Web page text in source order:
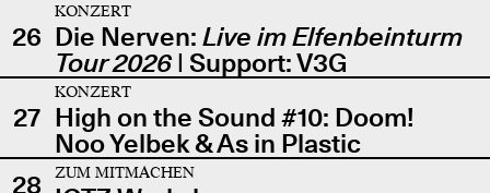
26
KONZERT
Die Nerven: Live im Elfenbeinturm
Tour 2026| Support: V3G
27
KONZERT
High on the Sound #10: Doom!
Noo Yelbek & As in Plastic
28
ZUM MITMACHEN